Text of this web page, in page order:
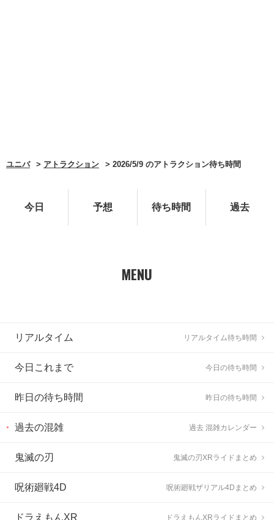
ユニバ アトラクション 2026/5/9 のアトラクション待ち時間
今日 予想 待ち時間 過去
MENU
リアルタイム リアルタイム待ち時間
今日これまで 今日の待ち時間
昨日の待ち時間 昨日の待ち時間
過去の混雑 過去 混雑カレンダー
鬼滅の刃 鬼滅の刃XRライドまとめ
呪術廻戦4D 呪術廻戦ザリアル4Dまとめ
ドラえもんXR ドラえもんXRライドまとめ